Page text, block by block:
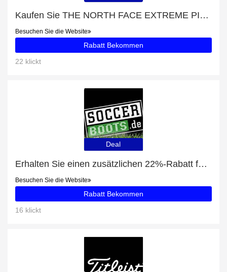
Kaufen Sie THE NORTH FACE EXTREME PILE JACKE BLAU und erhalten Sie eine Geschenkkarte
Besuchen Sie die Website
Rabatt Bekommen
22 klickt
Deal
Erhalten Sie einen zusätzlichen 22%-Rabatt für Academy Team Duffel Tasche Large (657)
Besuchen Sie die Website
Rabatt Bekommen
16 klickt